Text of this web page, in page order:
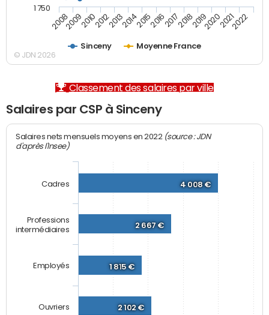
Sinceny Moyenne France
20082009201020122013201420152016201720182019202020212022
1 750
© JDN 2026
Classement des salaires par ville
Salaires par CSP à Sinceny
Salaires nets mensuels moyens en 2022 (source : JDN
d'après l'Insee)
4 008 €
2 667 €
1 815 €
2 102 €
Cadres
Professions
intermédiaires
Employés
Ouvriers